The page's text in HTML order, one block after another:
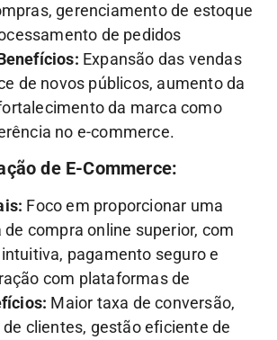
gerenciamento de estoque
de pedidos
Expansão das vendas
de novos públicos, aumento da
da marca como
no e-commerce.
de E-Commerce:
Foco em proporcionar uma
compra online superior, com
pagamento seguro e
com plataformas de
Maior taxa de conversão,
clientes, gestão eficiente de